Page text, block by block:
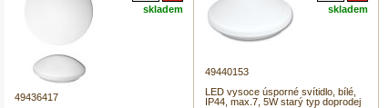
skladem
49436417
skladem
49440153
LED vysoce úsporné svítidlo, bílé,
IP44, max.7, 5W starý typ doprodej